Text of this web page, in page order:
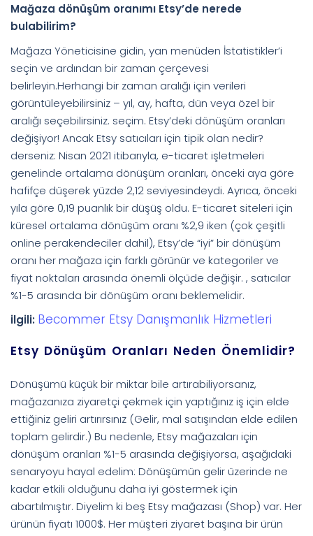
Mağaza dönüşüm oranımı Etsy’de nerede
bulabilirim?
Mağaza Yöneticisine gidin, yan menüden İstatistikler’i
seçin ve ardından bir zaman çerçevesi
belirleyin.Herhangi bir zaman aralığı için verileri
görüntüleyebilirsiniz – yıl, ay, hafta, dün veya özel bir
aralığı seçebilirsiniz. seçim. Etsy’deki dönüşüm oranları
değişiyor! Ancak Etsy satıcıları için tipik olan nedir?
derseniz: Nisan 2021 itibarıyla, e-ticaret işletmeleri
genelinde ortalama dönüşüm oranları, önceki aya göre
hafifçe düşerek yüzde 2,12 seviyesindeydi. Ayrıca, önceki
yıla göre 0,19 puanlık bir düşüş oldu. E-ticaret siteleri için
küresel ortalama dönüşüm oranı %2,9 iken (çok çeşitli
online perakendeciler dahil), Etsy’de “iyi” bir dönüşüm
oranı her mağaza için farklı görünür ve kategoriler ve
fiyat noktaları arasında önemli ölçüde değişir. , satıcılar
%1-5 arasında bir dönüşüm oranı beklemelidir.
ilgili: Becommer Etsy Danışmanlık Hizmetleri
Etsy Dönüşüm Oranları Neden Önemlidir?
Dönüşümü küçük bir miktar bile artırabiliyorsanız,
mağazanıza ziyaretçi çekmek için yaptığınız iş için elde
ettiğiniz geliri artırırsınız (Gelir, mal satışından elde edilen
toplam gelirdir.) Bu nedenle, Etsy mağazaları için
dönüşüm oranları %1-5 arasında değişiyorsa, aşağıdaki
senaryoyu hayal edelim: Dönüşümün gelir üzerinde ne
kadar etkili olduğunu daha iyi göstermek için
abartılmıştır. Diyelim ki beş Etsy mağazası (Shop) var. Her
ürünün fiyatı 1000$. Her müşteri ziyaret başına bir ürün